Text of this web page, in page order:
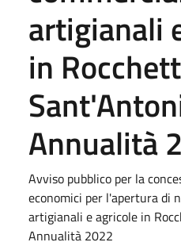
artigianali
in
Annualità
Avviso pubblico per la
economici per l'apertura di
artigianali e agricole in
Annualità 2022